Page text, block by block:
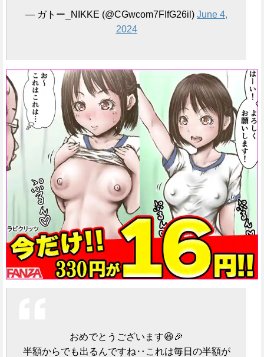
— ガトー_NIKKE (@CGwcom7FIfG26il) June 4,
2024
おめでとうございます😆🎉
半額からでも出るんですね‥これは毎日の半額が